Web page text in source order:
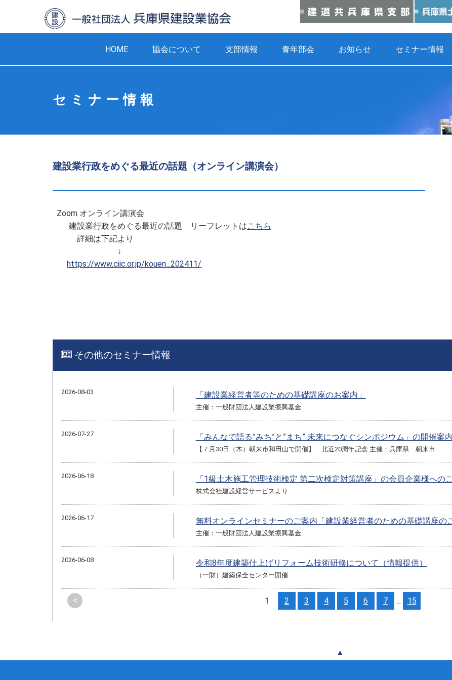
HOME 協会について 支部情報 青年部会 お知らせ セミナー情報
セミナー情報
建設業行政をめぐる最近の話題（オンライン講演会）
Zoom オンライン講演会
建設業行政をめぐる最近の話題 リーフレットはこちら
詳細は下記より
↓
https://www.ciic.or.jp/kouen_202411/
その他のセミナー情報
2026-08-03 「建設業経営者等のための基礎講座のお案内」
主催：一般財団法人建設業振興基金
2026-07-27 「みんなで語る”みち”と”まち” 未来につなぐシンポジウム」の開催案
【７月30日（木）朝来市和田山で開催】 北近20周年記念 主催：兵庫県 朝来市
2026-06-18 「1級土木施工管理技術検定 第二次検定対策講座」の会員企業様への
株式会社建設経営サービスより
2026-06-17 無料オンラインセミナーのご案内「建設業経営者のための基礎講座の
主催：一般財団法人建設業振興基金
2026-06-08 令和8年度建築仕上げリフォーム技術研修について（情報提供）
（一財）建築保全センター開催
< 1 2 3 4 5 6 7 ... 15
▲